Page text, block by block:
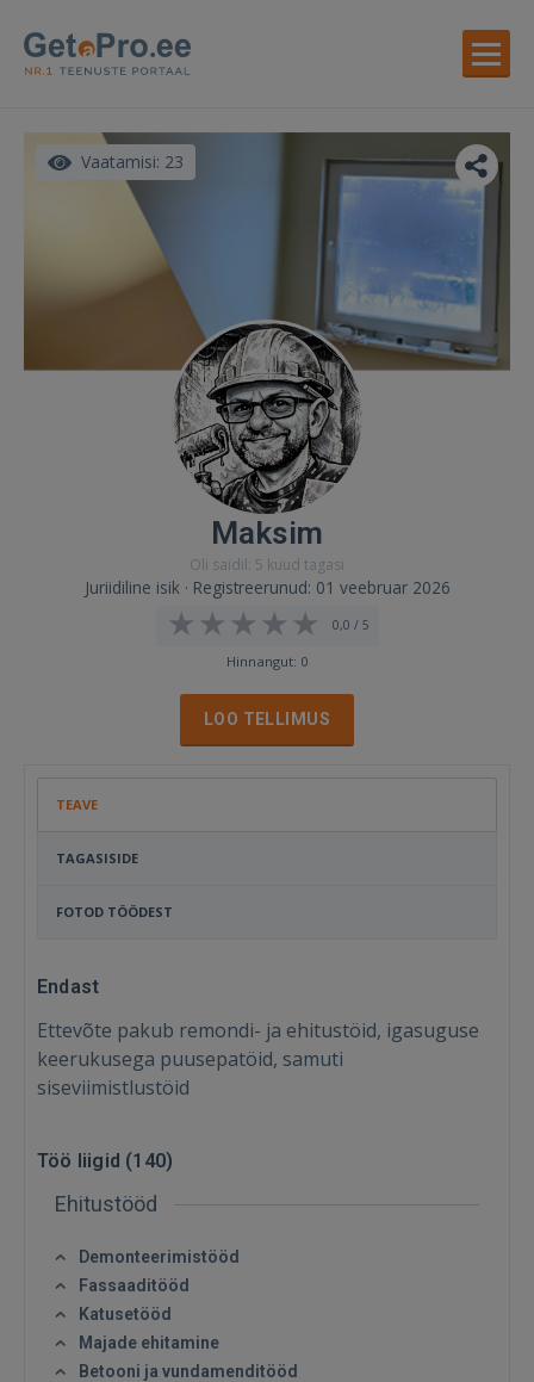
Vaatamisi: 23
Maksim
Oli saidil: 5 kuud tagasi
Juriidiline isik · Registreerunud: 01 veebruar 2026
0,0 / 5
Hinnangut: 0
LOO TELLIMUS
TEAVE
TAGASISIDE
FOTOD TÖÖDEST
Endast
Ettevõte pakub remondi- ja ehitustöid, igasuguse
keerukusega puusepatöid, samuti
siseviimistlustöid
Töö liigid (140)
Ehitustööd
Demonteerimistööd
Fassaaditööd
Katusetööd
Majade ehitamine
Betooni ja vundamenditööd